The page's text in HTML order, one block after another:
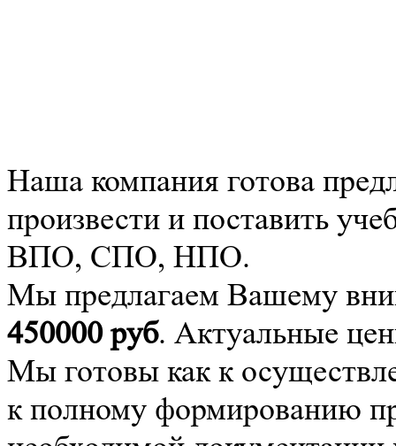
Наша компания готова
произвести и поставить
ВПО, СПО, НПО.
Мы предлагаем Вашему
450000руб. Актуальные
Мы готовы как к
к полному формированию